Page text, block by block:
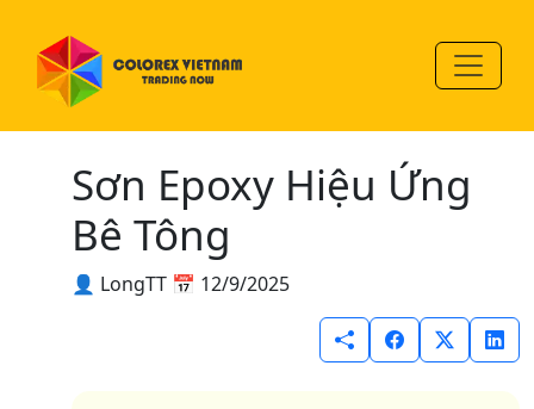
Sơn Epoxy Hiệu Ứng
Bê Tông
👤 LongTT 📅 12/9/2025